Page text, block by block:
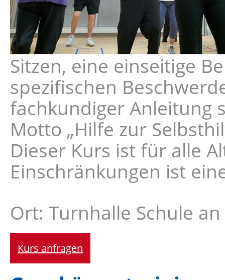
Sitzen, eine einseitige
spezifischen
fachkundiger Anleitung
Motto „Hilfe zur
Dieser Kurs ist für alle
Einschränkungen ist
Ort: Turnhalle Schule
Kurs anfragen